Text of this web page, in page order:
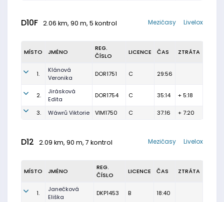
D10F 2.06 km, 90 m, 5 kontrol Livelox
Mezičasy
MÍSTO JMÉNO
REG.
ČÍSLO
LICENCE ČAS ZTRÁTA
1.
Klánová
Veronika
DOR1751 C 29:56
2.
Jirásková
Edita
DOR1754 C 35:14 + 5:18
3. Wáwrů Viktorie VIM1750 C 37:16 + 7:20
D12 2.09 km, 90 m, 7 kontrol Livelox
Mezičasy
MÍSTO JMÉNO
REG.
ČÍSLO
LICENCE ČAS ZTRÁTA
1.
Janečková
Eliška
DKP1453 B 18:40